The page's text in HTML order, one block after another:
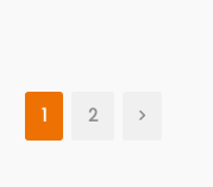
1 2